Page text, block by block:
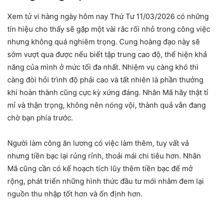
Xem tử vi hàng ngày hôm nay Thứ Tư 11/03/2026 có những
tín hiệu cho thấy sẽ gặp một vài rắc rối nhỏ trong công việc
nhưng không quá nghiêm trọng. Cung hoàng đạo này sẽ
sớm vượt qua được nếu biết tập trung cao độ, thể hiện khả
năng của mình ở mức tối đa nhất. Nhiệm vụ càng khó thì
càng đòi hỏi trình độ phải cao và tất nhiên là phần thưởng
khi hoàn thành cũng cực kỳ xứng đáng. Nhân Mã hãy thật tỉ
mỉ và thận trọng, không nên nóng vội, thành quả vẫn đang
chờ bạn phía trước.
Người làm công ăn lương có việc làm thêm, tuy vất vả
nhưng tiền bạc lại rủng rỉnh, thoải mái chi tiêu hơn. Nhân
Mã cũng cần có kế hoạch tích lũy thêm tiền bạc để mở
rộng, phát triển những hình thức đầu tư mới nhằm đem lại
nguồn thu nhập tốt hơn và ổn định hơn.